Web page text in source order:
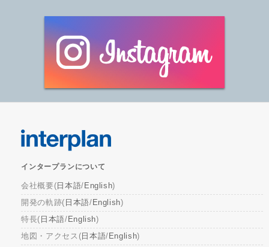
インタープランについて
会社概要( 日本語/ English)
開発の軌跡( 日本語/ English)
特長( 日本語/ English)
地図・アクセス( 日本語/ English)